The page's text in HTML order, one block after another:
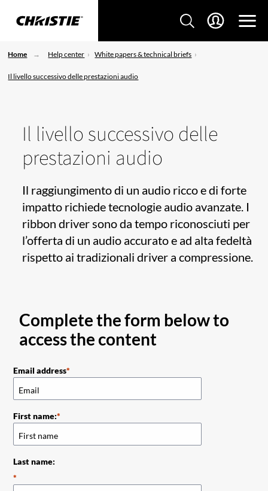
Home Help center White papers & technical briefs
Il livello successivo delle prestazioni audio
Il livello successivo delle
prestazioni audio
Il raggiungimento di un audio ricco e di forte
impatto richiede tecnologie audio avanzate. I
ribbon driver sono da tempo riconosciuti per
l’offerta di un audio accurato e ad alta fedeltà
rispetto ai tradizionali driver a compressione.
Complete the form below to
access the content
Email address
First name:
Last name: